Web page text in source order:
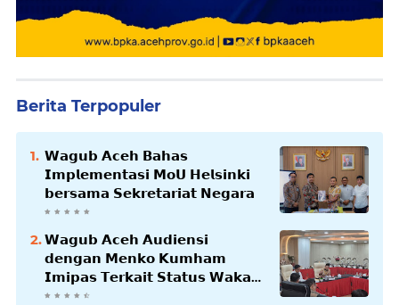
Berita Terpopuler
𝗪𝗮𝗴𝘂𝗯 𝗔𝗰𝗲𝗵 𝗕𝗮𝗵𝗮𝘀
𝗜𝗺𝗽𝗹𝗲𝗺𝗲𝗻𝘁𝗮𝘀𝗶 𝗠𝗼𝗨 𝗛𝗲𝗹𝘀𝗶𝗻𝗸𝗶
𝗯𝗲𝗿𝘀𝗮𝗺𝗮 𝗦𝗲𝗸𝗿𝗲𝘁𝗮𝗿𝗶𝗮𝘁 𝗡𝗲𝗴𝗮𝗿𝗮
𝗪𝗮𝗴𝘂𝗯 𝗔𝗰𝗲𝗵 𝗔𝘂𝗱𝗶𝗲𝗻𝘀𝗶
𝗱𝗲𝗻𝗴𝗮𝗻 𝗠𝗲𝗻𝗸𝗼 𝗞𝘂𝗺𝗵𝗮𝗺
𝗜𝗺𝗶𝗽𝗮𝘀 𝗧𝗲𝗿𝗸𝗮𝗶𝘁 𝗦𝘁𝗮𝘁𝘂𝘀 𝗪𝗮𝗸𝗮𝗳
𝗕𝗹𝗮𝗻𝗴𝗽𝗮𝗱𝗮𝗻𝗴